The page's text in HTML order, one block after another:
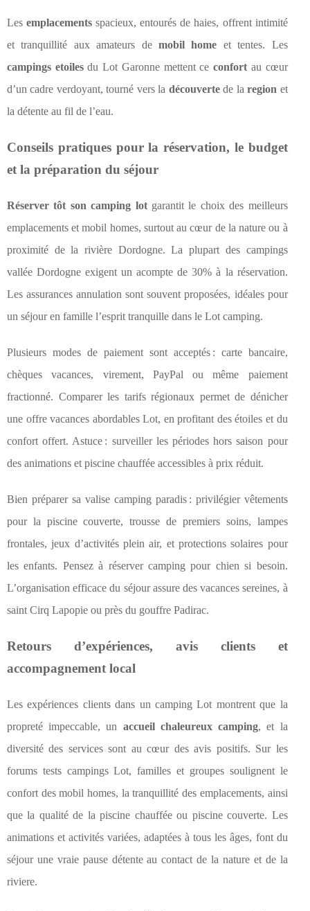
Lesemplacements spacieux, entourés de haies, offrent intimité
et tranquillité aux amateurs de mobil home et tentes. Les
campings etoilesdu Lot Garonne mettent ceconfort au cœur
d’un cadre verdoyant, tourné vers la découvertede laregion et
la détente au fil de l’eau.
Conseils pratiques pour la réservation, le budget
et la préparation du séjour
Réserver tôt son camping lotgarantit le choix des meilleurs
emplacements et mobil homes, surtout au cœur de la nature ou à
proximité de la rivière Dordogne. La plupart des campings
vallée Dordogne exigent un acompte de 30% à la réservation.
Les assurances annulation sont souvent proposées, idéales pour
un séjour en famille l’esprit tranquille dans le Lot camping.
Plusieurs modes de paiement sont acceptés : carte bancaire,
chèques vacances, virement, PayPal ou même paiement
fractionné. Comparer les tarifs régionaux permet de dénicher
une offre vacances abordables Lot, en profitant des étoiles et du
confort offert. Astuce : surveiller les périodes hors saison pour
des animations et piscine chauffée accessibles à prix réduit.
Bien préparer sa valise camping paradis : privilégier vêtements
pour la piscine couverte, trousse de premiers soins, lampes
frontales, jeux d’activités plein air, et protections solaires pour
les enfants. Pensez à réserver camping pour chien si besoin.
L’organisation efficace du séjour assure des vacances sereines, à
saint Cirq Lapopie ou près du gouffre Padirac.
Retours d’expériences, avis clients et
accompagnement local
Les expériences clients dans un camping Lot montrent que la
propreté impeccable, un accueil chaleureux camping, et la
diversité des services sont au cœur des avis positifs. Sur les
forums tests campings Lot, familles et groupes soulignent le
confort des mobil homes, la tranquillité des emplacements, ainsi
que la qualité de la piscine chauffée ou piscine couverte. Les
animations et activités variées, adaptées à tous les âges, font du
séjour une vraie pause détente au contact de la nature et de la
riviere.